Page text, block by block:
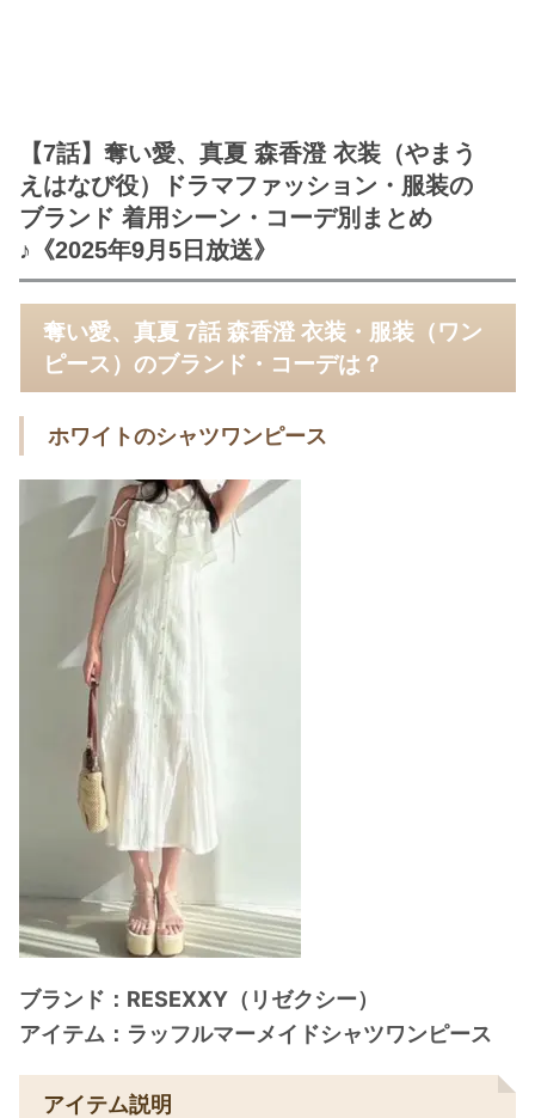
【7話】奪い愛、真夏 森香澄 衣装（やまう
えはなび役）ドラマファッション・服装の
ブランド 着用シーン・コーデ別まとめ
♪《2025年9月5日放送》
奪い愛、真夏 7話 森香澄 衣装・服装（ワン
ピース）のブランド・コーデは？
ホワイトのシャツワンピース
ブランド：RESEXXY（リゼクシー）
アイテム：ラッフルマーメイドシャツワンピース
アイテム説明